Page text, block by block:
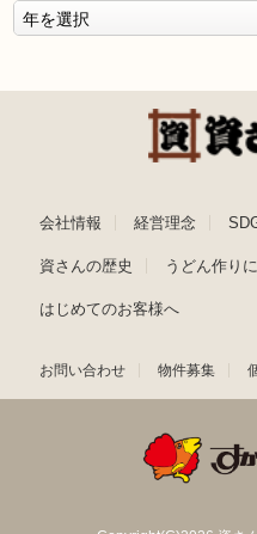
会社情報 経営理念
資さんの歴史 うどん作り
はじめてのお客様へ
お問い合わせ 物件募集